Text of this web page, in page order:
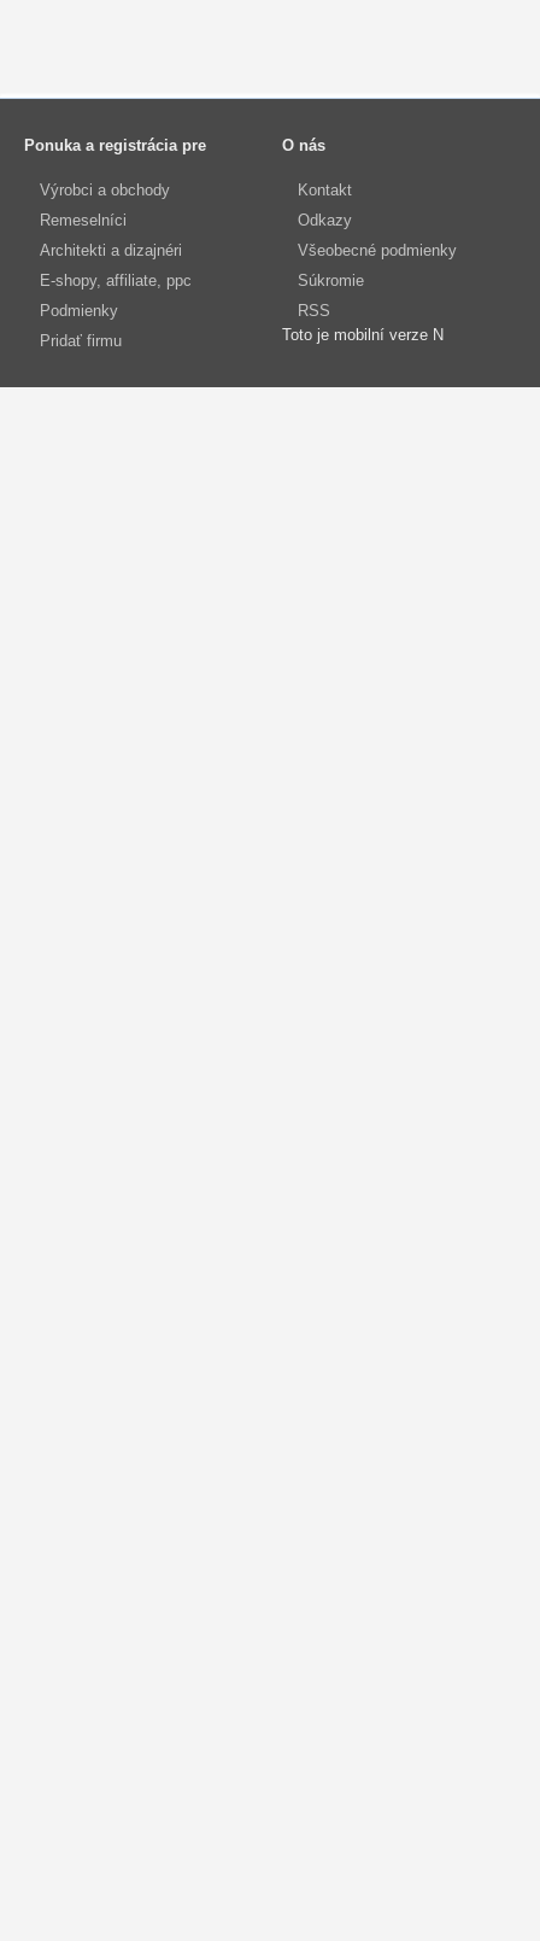
Ponuka a registrácia pre
Výrobci a obchody
Remeselníci
Architekti a dizajnéri
E-shopy, affiliate, ppc
Podmienky
Pridať firmu
O nás
Kontakt
Odkazy
Všeobecné podmienky
Súkromie
RSS
Toto je mobilní verze N